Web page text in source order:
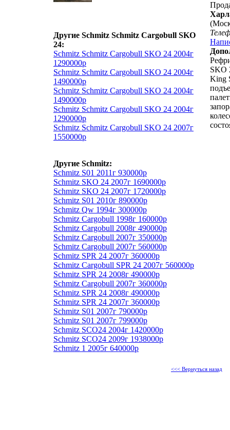
Другие Schmitz Schmitz Cargobull SKO
24:
Schmitz Schmitz Cargobull SKO 24 2004г
1290000р
Schmitz Schmitz Cargobull SKO 24 2004г
1490000р
Schmitz Schmitz Cargobull SKO 24 2004г
1490000р
Schmitz Schmitz Cargobull SKO 24 2004г
1290000р
Schmitz Schmitz Cargobull SKO 24 2007г
1550000р
Другие Schmitz:
Schmitz S01 2011г 930000р
Schmitz SKO 24 2007г 1690000р
Schmitz SKO 24 2007г 1720000р
Schmitz S01 2010г 890000р
Schmitz Qw 1994г 300000р
Schmitz Cargobull 1998г 160000р
Schmitz Cargobull 2008г 490000р
Schmitz Cargobull 2007г 350000р
Schmitz Cargobull 2007г 560000р
Schmitz SPR 24 2007г 360000р
Schmitz Cargobull SPR 24 2007г 560000р
Schmitz SPR 24 2008г 490000р
Schmitz Cargobull 2007г 360000р
Schmitz SPR 24 2008г 490000р
Schmitz SPR 24 2007г 360000р
Schmitz S01 2007г 790000р
Schmitz S01 2007г 799000р
Schmitz SCO24 2004г 1420000р
Schmitz SCO24 2009г 1938000р
Schmitz 1 2005г 640000р
SKO
King
<<< Вернуться назад